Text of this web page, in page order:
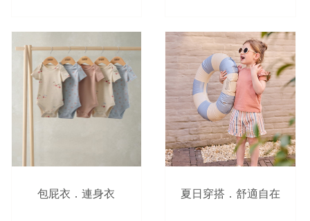
包屁衣．連身衣 夏日穿搭．舒適自在